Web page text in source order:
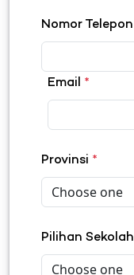
Nomor Telepon
Email *
Provinsi *
Pilihan Sekolah